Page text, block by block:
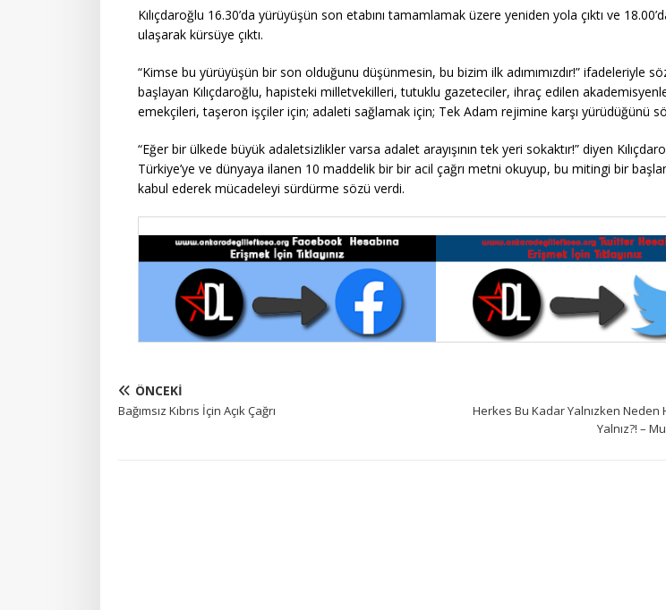
Kılıçdaroğlu 16.30’da yürüyüşün son etabını tamamlamak üzere yeniden yola çıktı ve
ulaşarak kürsüye çıktı.
“Kimse bu yürüyüşün bir son olduğunu düşünmesin, bu bizim ilk adımımızdır!” ifadeleriyle
başlayan Kılıçdaroğlu, hapisteki milletvekilleri, tutuklu gazeteciler, ihraç edilen
emekçileri, taşeron işçiler için; adaleti sağlamak için; Tek Adam rejimine karşı yürüdüğünü
“Eğer bir ülkede büyük adaletsizlikler varsa adalet arayışının tek yeri sokaktır!” diyen
Türkiye’ye ve dünyaya ilanen 10 maddelik bir bir acil çağrı metni okuyup, bu mitingi bir
kabul ederek mücadeleyi sürdürme sözü verdi.
ÖNCEKI
Bağımsız Kıbrıs İçin Açık Çağrı
Herkes Bu Kadar Yalnızken Neden
Yalnız?! –